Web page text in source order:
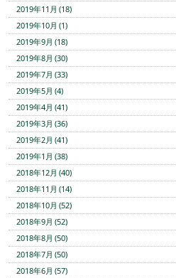
2019年11月 (18)
2019年10月 (1)
2019年9月 (18)
2019年8月 (30)
2019年7月 (33)
2019年5月 (4)
2019年4月 (41)
2019年3月 (36)
2019年2月 (41)
2019年1月 (38)
2018年12月 (40)
2018年11月 (14)
2018年10月 (52)
2018年9月 (52)
2018年8月 (50)
2018年7月 (50)
2018年6月 (57)